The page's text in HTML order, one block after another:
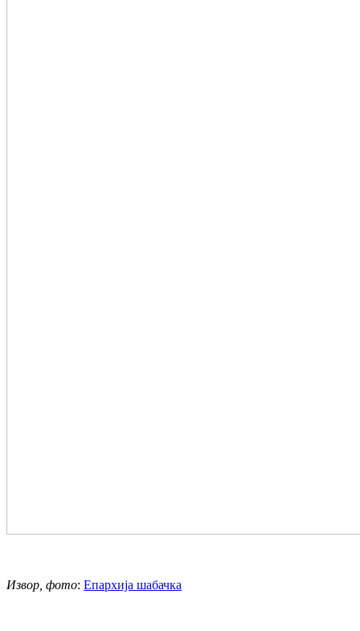
Извор, фото: Епархија шабачка